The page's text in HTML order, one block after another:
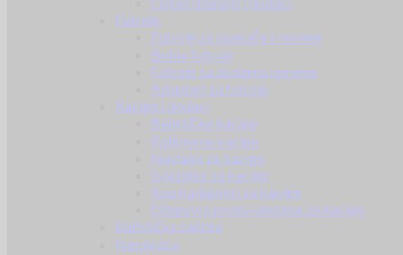
Futrole
Futrole za opasače i remene
Butne futrole
Futrole za dodatnu opremu
Adapteri za futrole
Kacige i dodaci
Balističke kacige
Polimerne kacige
Navlake za kacige
Svjetiljke za kacige
Razni adapteri za kacige
Džepovi s protu-utezima za kacige
Balistička zaštita
Narukvice